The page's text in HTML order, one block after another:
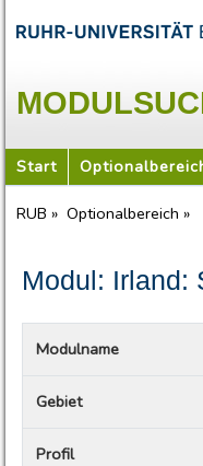
Start
RUB » Optionalbereich »
Modul: Irland:
Modulname
Gebiet
Profil